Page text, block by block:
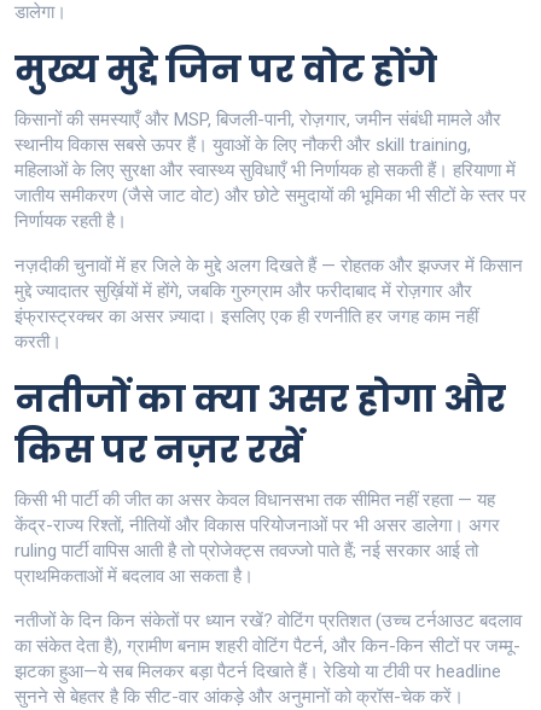
डालेगा।
मुख्य मुद्दे जिन पर वोट होंगे
किसानों की समस्याएँ और MSP, बिजली-पानी, रोज़गार, जमीन संबंधी मामले और
स्थानीय विकास सबसे ऊपर हैं। युवाओं के लिए नौकरी और skill training,
महिलाओं के लिए सुरक्षा और स्वास्थ्य सुविधाएँ भी निर्णायक हो सकती हैं। हरियाणा में
जातीय समीकरण (जैसे जाट वोट) और छोटे समुदायों की भूमिका भी सीटों के स्तर पर
निर्णायक रहती है।
नज़दीकी चुनावों में हर जिले के मुद्दे अलग दिखते हैं — रोहतक और झज्जर में किसान
मुद्दे ज्यादातर सुर्ख़ियों में होंगे, जबकि गुरुग्राम और फरीदाबाद में रोज़गार और
इंफ्रास्ट्रक्चर का असर ज़्यादा। इसलिए एक ही रणनीति हर जगह काम नहीं
करती।
नतीजों का क्या असर होगा और
किस पर नज़र रखें
किसी भी पार्टी की जीत का असर केवल विधानसभा तक सीमित नहीं रहता — यह
केंद्र-राज्य रिश्तों, नीतियों और विकास परियोजनाओं पर भी असर डालेगा। अगर
ruling पार्टी वापिस आती है तो प्रोजेक्ट्स तवज्जो पाते हैं; नई सरकार आई तो
प्राथमिकताओं में बदलाव आ सकता है।
नतीजों के दिन किन संकेतों पर ध्यान रखें? वोटिंग प्रतिशत (उच्च टर्नआउट बदलाव
का संकेत देता है), ग्रामीण बनाम शहरी वोटिंग पैटर्न, और किन-किन सीटों पर जम्मू-
झटका हुआ—ये सब मिलकर बड़ा पैटर्न दिखाते हैं। रेडियो या टीवी पर headline
सुनने से बेहतर है कि सीट-वार आंकड़े और अनुमानों को क्रॉस-चेक करें।